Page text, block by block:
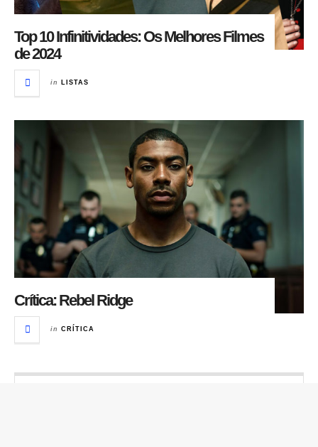
Top 10 Infinitividades: Os Melhores Filmes
de 2024
in LISTAS
Crítica: Rebel Ridge
in CRÍTICA